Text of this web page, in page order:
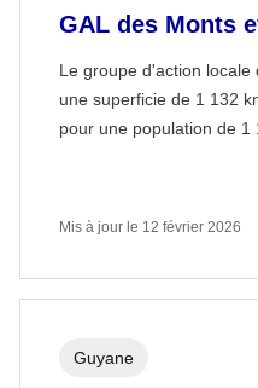
GAL des Monts
Le groupe d'action
une superficie de 1 132
pour une population de 1
Mis à jour le 12 février 2026
Guyane